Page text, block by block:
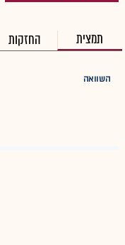
תמצית החזקות
השוואה